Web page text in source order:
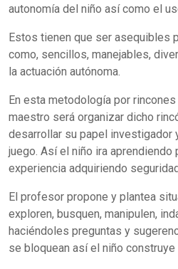
autonomía del niño así como el
Estos tienen que ser asequibles
como, sencillos, manejables,
la actuación autónoma.
En esta metodología por
maestro será organizar dicho
desarrollar su papel investigador
juego. Así el niño ira
experiencia adquiriendo
El profesor propone y plantea
exploren, busquen, manipulen,
haciéndoles preguntas y
se bloquean así el niño